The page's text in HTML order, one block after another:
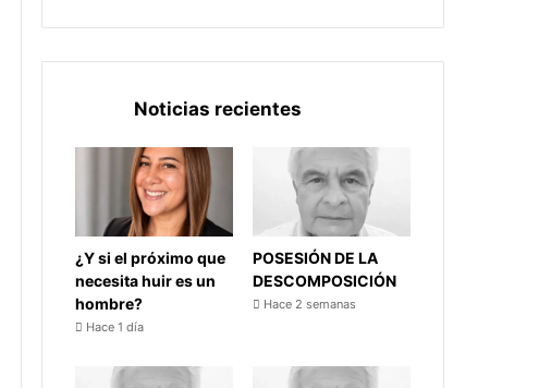
Noticias recientes
¿Y si el próximo que
necesita huir es un
hombre?
Hace 1 día
POSESIÓN DE LA
DESCOMPOSICIÓN
Hace 2 semanas